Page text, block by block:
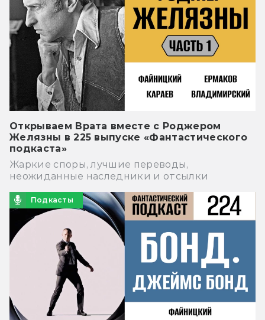
Открываем Врата вместе с Роджером
Желязны в 225 выпуске «Фантастического
подкаста»
Жаркие споры, лучшие переводы,
неожиданные наследники и отсылки
Подкасты